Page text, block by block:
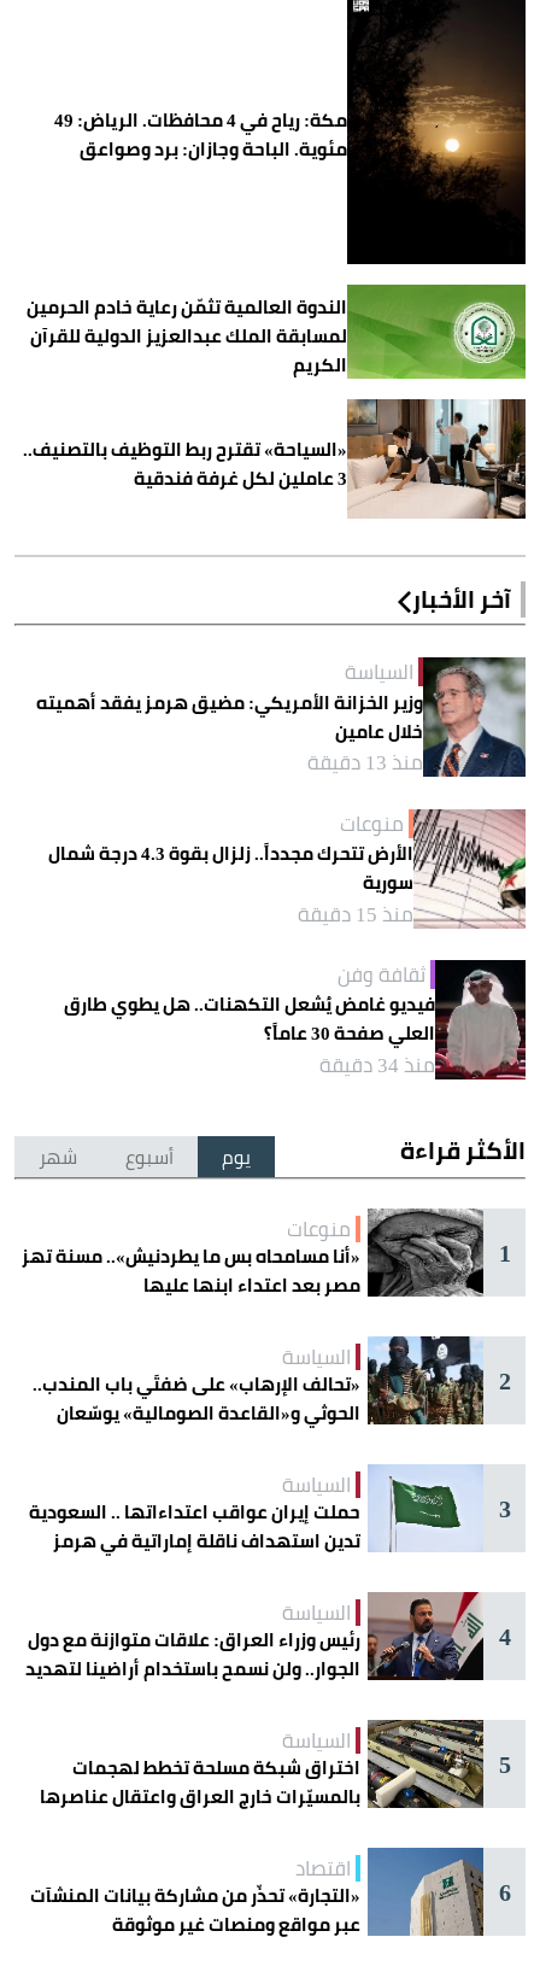
مكة: رياح في 4 محافظات. الرياض: 49
مئوية. الباحة وجازان: برد وصواعق
الندوة العالمية تثمّن رعاية خادم الحرمين
لمسابقة الملك عبدالعزيز الدولية للقرآن
الكريم
«السياحة» تقترح ربط التوظيف بالتصنيف..
3 عاملين لكل غرفة فندقية
آخر الأخبار
السياسة
وزير الخزانة الأمريكي: مضيق هرمز يفقد أهميته
خلال عامين
منذ 13 دقيقة
منوعات
الأرض تتحرك مجدداً.. زلزال بقوة 4.3 درجة شمال
سورية
منذ 15 دقيقة
ثقافة وفن
فيديو غامض يُشعل التكهنات.. هل يطوي طارق
العلي صفحة 30 عاماً؟
منذ 34 دقيقة
الأكثر قراءة يوم أسبوع شهر
1
منوعات
«أنا مسامحاه بس ما يطردنيش».. مسنة تهز
مصر بعد اعتداء ابنها عليها
2
السياسة
«تحالف الإرهاب» على ضفتَي باب المندب..
الحوثي و«القاعدة الصومالية» يوسّعان
3
السياسة
حملت إيران عواقب اعتداءاتها .. السعودية
تدين استهداف ناقلة إماراتية في هرمز
4
السياسة
رئيس وزراء العراق: علاقات متوازنة مع دول
الجوار.. ولن نسمح باستخدام أراضينا لتهديد
5
السياسة
اختراق شبكة مسلحة تخطط لهجمات
بالمسيّرات خارج العراق واعتقال عناصرها
6
اقتصاد
«التجارة» تحذّر من مشاركة بيانات المنشآت
عبر مواقع ومنصات غير موثوقة